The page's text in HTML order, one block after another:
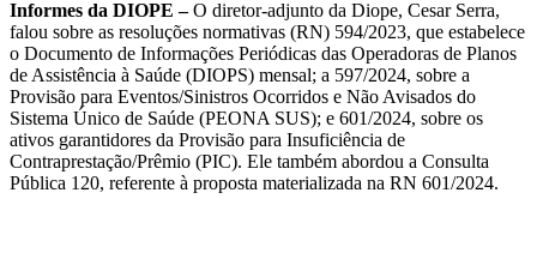
Informes da DIOPE –O diretor-adjunto da Diope, Cesar Serra,
falou sobre as resoluções normativas (RN) 594/2023, que estabelece
o Documento de Informações Periódicas das Operadoras de Planos
de Assistência à Saúde (DIOPS) mensal; a 597/2024, sobre a
Provisão para Eventos/Sinistros Ocorridos e Não Avisados do
Sistema Único de Saúde (PEONA SUS); e 601/2024, sobre os
ativos garantidores da Provisão para Insuficiência de
Contraprestação/Prêmio (PIC). Ele também abordou a Consulta
Pública 120, referente à proposta materializada na RN 601/2024.